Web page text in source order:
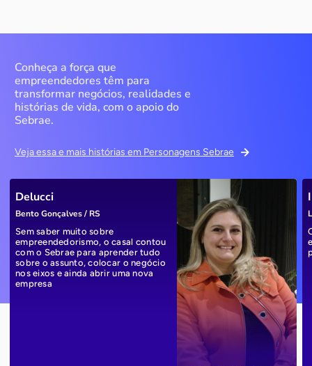
Conheça a força que
empreendedores têm para
transformar negócios, realidades e
histórias de vida, com o apoio do
Sebrae.
Veja essa e mais histórias em Personagens Sebrae
Delucci
Bento Gonçalves / RS
Sem saber muito sobre
empreendedorismo, o casal contou
com o Sebrae para aprender tudo
sobre o assunto, colocar o negócio
nos eixos e ainda abrir uma nova
empresa